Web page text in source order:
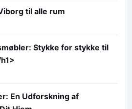
til alle rum
Stykke for stykke til
En Udforskning af